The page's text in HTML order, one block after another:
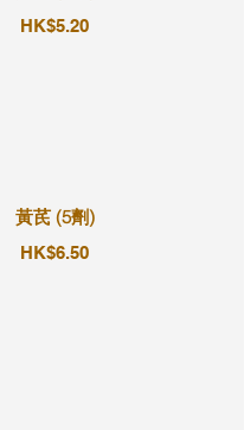
HK$5.20
黃芪 (5劑)
HK$6.50